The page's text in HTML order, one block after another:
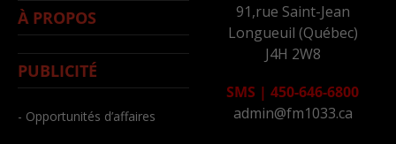
À PROPOS
PUBLICITÉ
- Opportunités d’affaires
91,rue Saint-Jean
Longueuil (Québec)
J4H 2W8
SMS | 450-646-6800
admin@fm1033.ca